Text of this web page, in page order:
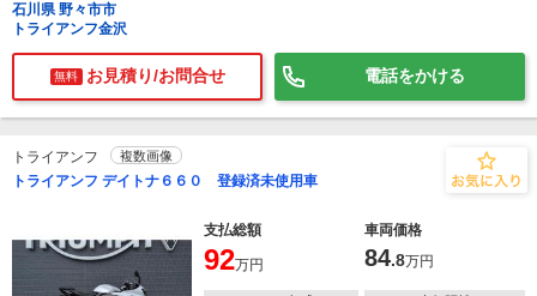
石川県 野々市市
トライアンフ金沢
無料 お見積り/お問合せ 電話をかける
トライアンフ 複数画像
トライアンフ デイトナ６６０ 登録済未使用車
支払総額 車両価格
92万円 84.8万円